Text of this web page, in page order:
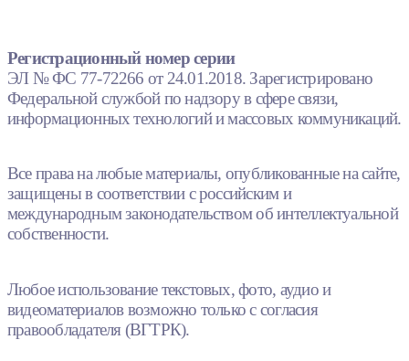
Регистрационный номер серии
ЭЛ № ФС 77-72266 от 24.01.2018. Зарегистрировано
Федеральной службой по надзору в сфере связи,
информационных технологий и массовых коммуникаций.
Все права на любые материалы, опубликованные на сайте,
защищены в соответствии с российским и
международным законодательством об интеллектуальной
собственности.
Любое использование текстовых, фото, аудио и
видеоматериалов возможно только с согласия
правообладателя (ВГТРК).